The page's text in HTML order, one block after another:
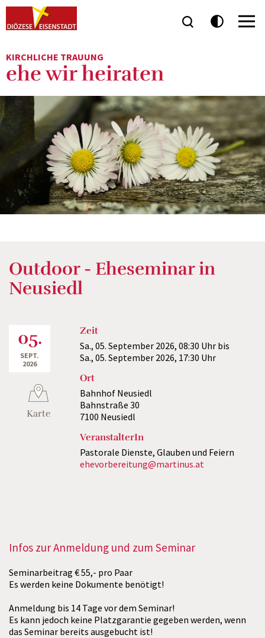
KIRCHLICHE TRAUUNG
ehe wir heiraten
Outdoor - Eheseminar in
Neusiedl
05.
SEPT.
2026
Karte
Zeit
Sa., 05. September 2026, 08:30 Uhr bis
Sa., 05. September 2026, 17:30 Uhr
Ort
Bahnhof Neusiedl
Bahnstraße 30
7100 Neusiedl
VeranstalterIn
Pastorale Dienste, Glauben und Feiern
ehevorbereitung@martinus.at
Infos zur Anmeldung und zum Seminar
Seminarbeitrag € 55,- pro Paar
Es werden keine Dokumente benötigt!
Anmeldung bis 14 Tage vor dem Seminar!
Es kann jedoch keine Platzgarantie gegeben werden, wenn
das Seminar bereits ausgebucht ist!